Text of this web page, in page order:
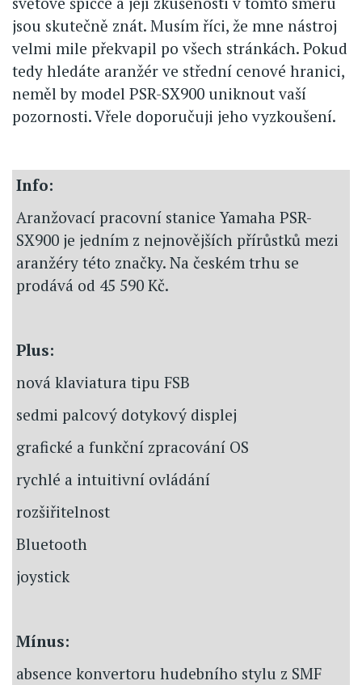
jsou skutečně znát. Musím říci, že mne nástroj
velmi mile překvapil po všech stránkách. Pokud
tedy hledáte aranžér ve střední cenové hranici,
neměl by model PSR-SX900 uniknout vaší
pozornosti. Vřele doporučuji jeho vyzkoušení.
Info:
Aranžovací pracovní stanice Yamaha PSR-
SX900 je jedním z nejnovějších přírůstků mezi
aranžéry této značky. Na českém trhu se
prodává od 45 590 Kč.
Plus:
nová klaviatura tipu FSB
sedmi palcový dotykový displej
grafické a funkční zpracování OS
rychlé a intuitivní ovládání
rozšiřitelnost
Bluetooth
joystick
Mínus:
absence konvertoru hudebního stylu z SMF